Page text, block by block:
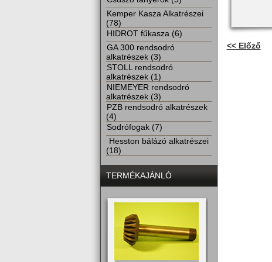
<< Előző
Kemper Kasza Alkatrészei
(78)
HIDROT fűkasza (6)
GA 300 rendsodró
alkatrészek (3)
STOLL rendsodró
alkatrészek (1)
NIEMEYER rendsodró
alkatrészek (3)
PZB rendsodró alkatrészek
(4)
Sodrófogak (7)
Hesston bálázó alkatrészei
(18)
TERMÉKAJÁNLÓ